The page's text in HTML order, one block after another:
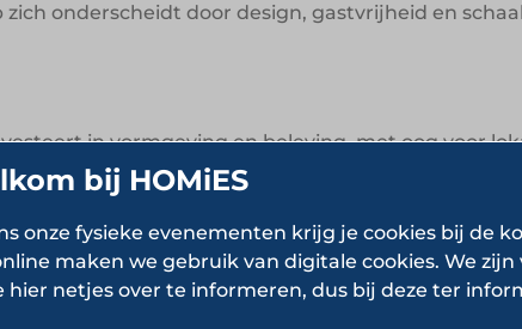
onderscheidt door design, gastvrijheid en
in vormgeving en beleving, met oog voor
voortdurende groei van de keten is te danken
Comfort, vriendelijkheid en aandacht voor detail
betekent niet afstand nemen, maar juist
bij HOMiES
onze fysieke evenementen krijg je cookies bij de
maken we gebruik van digitale cookies. We
hier netjes over te informeren, dus bij deze ter